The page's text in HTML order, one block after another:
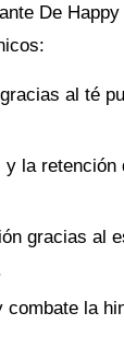
De
al té
la retención
gracias al
combate la